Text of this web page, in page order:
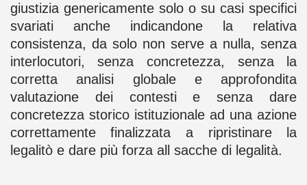
giustizia genericamente solo o su casi specifici
svariati anche indicandone la relativa
consistenza, da solo non serve a nulla, senza
interlocutori, senza concretezza, senza la
corretta analisi globale e approfondita
valutazione dei contesti e senza dare
concretezza storico istituzionale ad una azione
correttamente finalizzata a ripristinare la
legalitò e dare più forza all sacche di legalità.